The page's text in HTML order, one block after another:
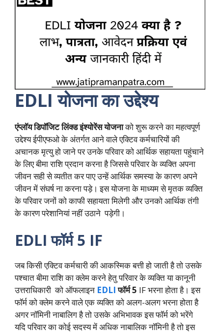
EDLI योजना का उद्देश्य
एंप्लॉय डिपॉजिट लिंक्ड इंश्योरेंस योजनाको शुरू करने का महत्वपूर्ण
उद्देश्य ईपीएफओ के अंतर्गत आने वाले एक्टिव कर्मचारियों की
अचानक मृत्यु हो जाने पर उनके परिवार को आर्थिक सहायता पहुंचाने
के लिए बीमा राशि प्रदान करना है जिससे परिवार के व्यक्ति अपना
जीवन सही से व्यतीत कर पाए उन्हें आर्थिक समस्या के कारण अपने
जीवन में संघर्ष ना करना पड़े। इस योजना के माध्यम से मृतक व्यक्ति
के परिवार जनों को काफी सहायता मिलेगी और उनको आर्थिक तंगी
के कारण परेशानियां नहीं उठाने पड़ेगी।
EDLI फॉर्म 5 IF
जब किसी एक्टिव कर्मचारी की आकस्मिक बत्ती हो जाती है तो उसके
पश्चात बीमा राशि का क्लेम करने हेतु परिवार के व्यक्ति या कानूनी
उत्तराधिकारी को ऑफलाइन EDLIफॉर्म 5 IF भरना होता है। इस
फॉर्म को क्लेम करने वाले एक व्यक्ति को अलग-अलग भरना होता है
अगर नॉमिनी नाबालिग है तो उसके अभिभावक इस फॉर्म को भरेंगे
यदि परिवार का कोई सदस्य में अधिक नाबालिक नॉमिनी है तो इस